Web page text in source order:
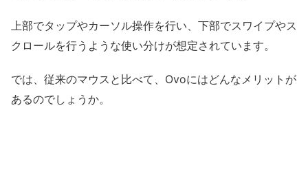
上部でタップやカーソル操作を行い、下部でスワイプやス
クロールを行うような使い分けが想定されています。
では、従来のマウスと比べて、Ovoにはどんなメリットが
あるのでしょうか。